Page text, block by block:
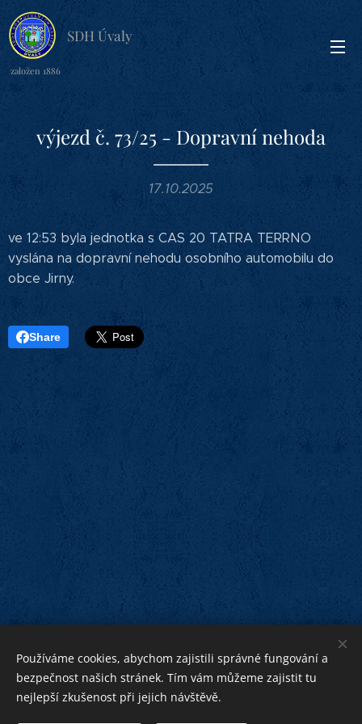
SDH Úvaly
založen 1886
výjezd č. 73/25 - Dopravní nehoda
17.10.2025
ve 12:53 byla jednotka s CAS 20 TATRA TERRNO
vyslána na dopravní nehodu osobního automobilu do
obce Jirny.
Share
Bohu ku cti, bližnímuku pomoci
Používáme cookies, abychom zajistili správné fungování a
bezpečnost našich stránek. Tím vám můžeme zajistit tu
nejlepší zkušenost při jejich návštěvě.